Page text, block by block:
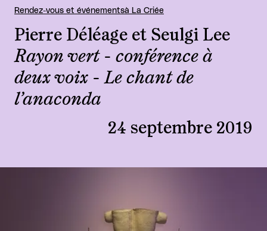
Rayon vert - conférence à
deux voix - Le chant de
l’anaconda
Pierre Déléage et Seulgi Lee
24 septembre 2019
Rendez-vous et événementsà La Criée